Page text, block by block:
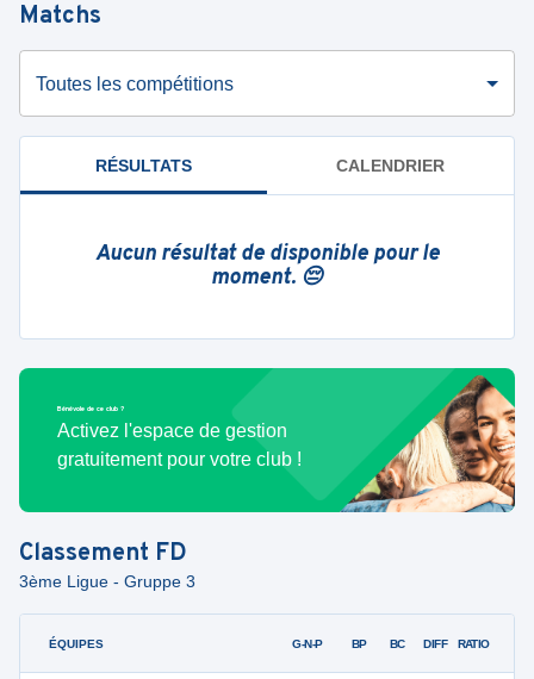
Matchs
Toutes les compétitions
RÉSULTATS CALENDRIER
Aucun résultat de disponible pour le
moment. 😔
Bénévole de ce club ?
Activez l'espace de gestion
gratuitement pour votre club !
Classement FD
3ème Ligue - Gruppe 3
ÉQUIPES G-N-P BP BC DIFF RATIO